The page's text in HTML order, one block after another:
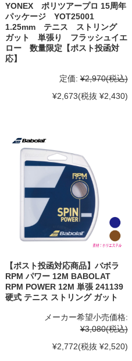
YONEX ポリツアープロ 15周年
パッケージ YOT25001
1.25mm テニス ストリング
ガット 単張り フラッシュイエ
ロー 数量限定【ポスト投函対
応】
定価: ¥2,970(税込)
¥2,673(税抜 ¥2,430)
【ポスト投函対応商品】バボラ
RPM パワー 12M BABOLAT
RPM POWER 12M 単張 241139
硬式 テニス ストリング ガット
メーカー希望小売価格:
¥3,080(税込)
¥2,772(税抜 ¥2,520)